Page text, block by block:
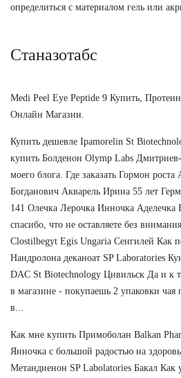
определиться с материалом гель или
Станазотабс
Medi Peel Eye Peptide 9 Купить,
Онлайн Магазин.
Купить дешевле Ipamorelin St
купить Болденон Olymp Labs
моего блога. Где заказать Гормон
Богданович Акварель Ирина 55 лет
141 Олечка Лерочка Инночка
спасибо, что не оставляете без
Clostilbegyt Egis Ungaria Сенгилей Как
Нандролона деканоат SP Laboratories
DAC St Biotechnology Цивильск Да и к
в магазине - покупаешь 2 упаковки чая
в...
Как мне купить Примоболан Balkan
Янночка с большой радостью на
Метандиенон SP Labolatories Бакал Как